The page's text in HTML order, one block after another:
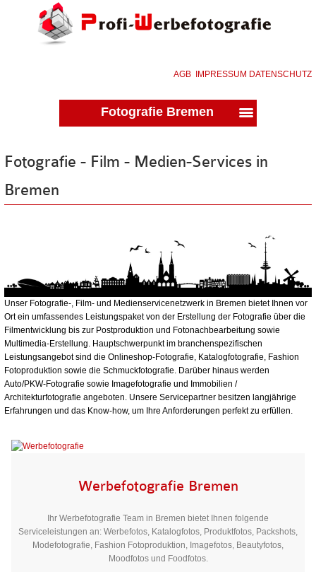
AGB IMPRESSUM DATENSCHUTZ
Fotografie Bremen
Fotografie - Film - Medien-Services in
Bremen
Unser Fotografie-, Film- und Medienservicenetzwerk in Bremen bietet Ihnen vor
Ort ein umfassendes Leistungspaket von der Erstellung der Fotografie über die
Filmentwicklung bis zur Postproduktion und Fotonachbearbeitung sowie
Multimedia-Erstellung. Hauptschwerpunkt im branchenspezifischen
Leistungsangebot sind die Onlineshop-Fotografie, Katalogfotografie, Fashion
Fotoproduktion sowie die Schmuckfotografie. Darüber hinaus werden
Auto/PKW-Fotografie sowie Imagefotografie und Immobilien /
Architekturfotografie angeboten. Unsere Servicepartner besitzen langjährige
Erfahrungen und das Know-how, um Ihre Anforderungen perfekt zu erfüllen.
Werbefotografie Bremen
Ihr Werbefotografie Team in Bremen bietet Ihnen folgende
Serviceleistungen an: Werbefotos, Katalogfotos, Produktfotos, Packshots,
Modefotografie, Fashion Fotoproduktion, Imagefotos, Beautyfotos,
Moodfotos und Foodfotos.